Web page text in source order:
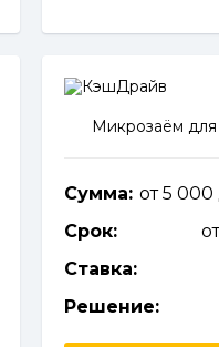
Микрозаём
Сумма: от 5
Срок:
Ставка:
Решение: